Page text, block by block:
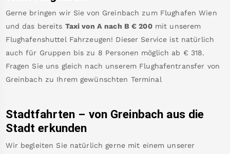
Gerne bringen wir Sie von Greinbach zum Flughafen Wien
und das bereits Taxi von A nach B €200 mit unserem
Flughafenshuttel Fahrzeugen! Dieser Service ist natürlich
auch für Gruppen bis zu 8 Personen möglich ab € 318.
Fragen Sie uns gleich nach unserem Flughafentransfer von
Greinbach zu Ihrem gewünschten Terminal
Stadtfahrten – von Greinbach aus die
Stadt erkunden
Wir begleiten Sie natürlich gerne mit einem unserer